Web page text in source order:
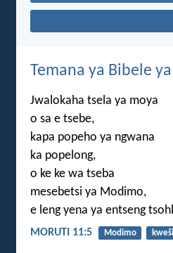
Temana ya Bibele
Jwalokaha tsela ya moya
o sa e tsebe,
kapa popeho ya ngwana
ka popelong,
o ke ke wa tseba
mesebetsi ya Modimo,
e leng yena ya entseng
MORUTI 11:5 Modimo